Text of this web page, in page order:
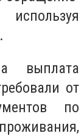
.
выплата
от
по